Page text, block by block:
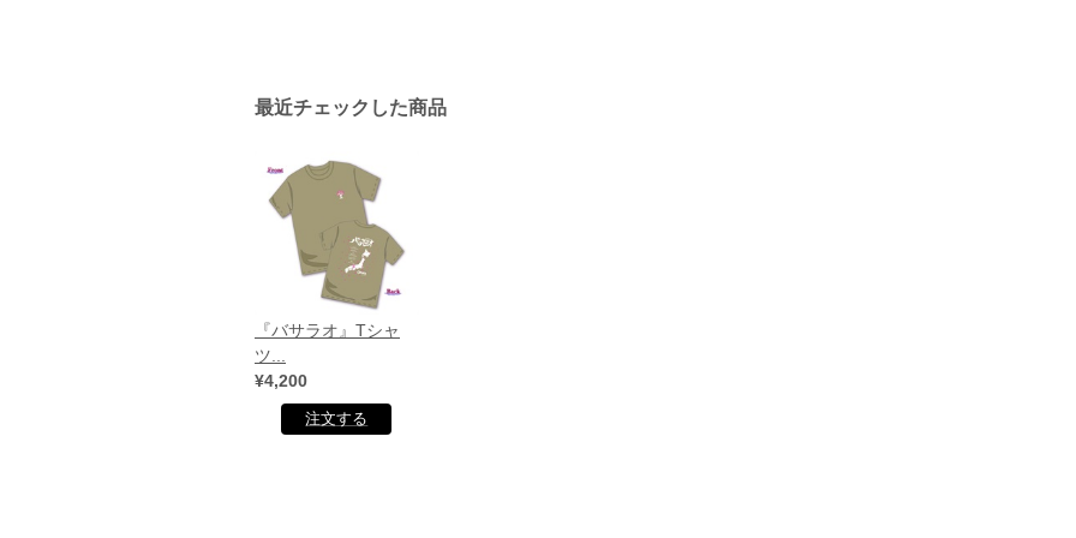
最近チェックした商品
『バサラオ』Tシャ
ツ...
¥4,200